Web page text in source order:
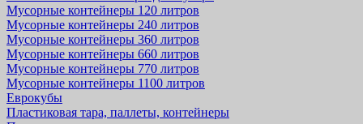
Мусорные контейнеры 120 литров
Мусорные контейнеры 240 литров
Мусорные контейнеры 360 литров
Мусорные контейнеры 660 литров
Мусорные контейнеры 770 литров
Мусорные контейнеры 1100 литров
Еврокубы
Пластиковая тара, паллеты, контейнеры